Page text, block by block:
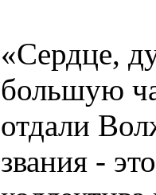
«Сердце,
большую
отдали
звания -